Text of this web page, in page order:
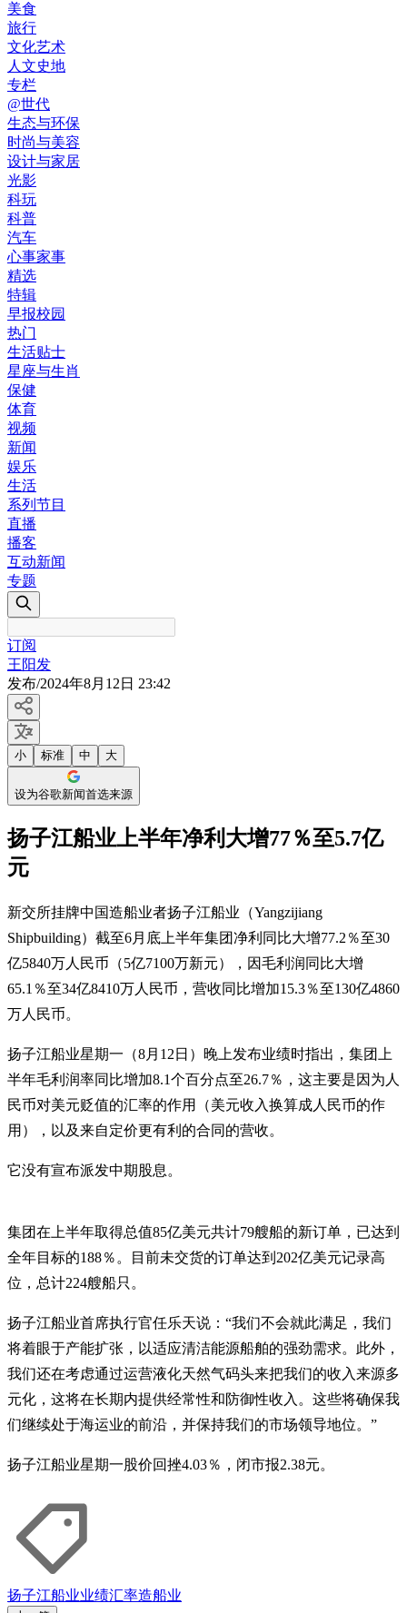
美食
旅行
文化艺术
人文史地
专栏
@世代
生态与环保
时尚与美容
设计与家居
光影
科玩
科普
汽车
心事家事
精选
特辑
早报校园
热门
生活贴士
星座与生肖
保健
体育
视频
新闻
娱乐
生活
系列节目
直播
播客
互动新闻
专题
订阅
王阳发
发布/2024年8月12日 23:42
小 标准 中 大
设为谷歌新闻首选来源
扬子江船业上半年净利大增77％至5.7亿
元
新交所挂牌中国造船业者扬子江船业（Yangzijiang
Shipbuilding）截至6月底上半年集团净利同比大增77.2％至30
亿5840万人民币（5亿7100万新元），因毛利润同比大增
65.1％至34亿8410万人民币，营收同比增加15.3％至130亿4860
万人民币。
扬子江船业星期一（8月12日）晚上发布业绩时指出，集团上
半年毛利润率同比增加8.1个百分点至26.7％，这主要是因为人
民币对美元贬值的汇率的作用（美元收入换算成人民币的作
用），以及来自定价更有利的合同的营收。
它没有宣布派发中期股息。
集团在上半年取得总值85亿美元共计79艘船的新订单，已达到
全年目标的188％。目前未交货的订单达到202亿美元记录高
位，总计224艘船只。
扬子江船业首席执行官任乐天说：“我们不会就此满足，我们
将着眼于产能扩张，以适应清洁能源船舶的强劲需求。此外，
我们还在考虑通过运营液化天然气码头来把我们的收入来源多
元化，这将在长期内提供经常性和防御性收入。这些将确保我
们继续处于海运业的前沿，并保持我们的市场领导地位。”
扬子江船业星期一股价回挫4.03％，闭市报2.38元。
扬子江船业业绩汇率造船业